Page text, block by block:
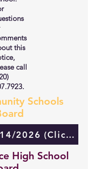
this
call
.
Schools
Agenda:07/14/2026 (Click here)
School